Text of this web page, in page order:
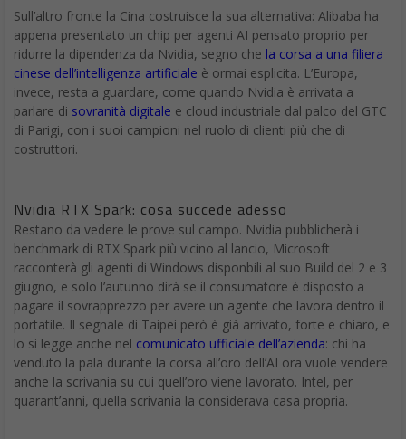
Sull’altro fronte la Cina costruisce la sua alternativa: Alibaba ha
appena presentato un chip per agenti AI pensato proprio per
ridurre la dipendenza da Nvidia, segno che la corsa a una filiera
cinese dell’intelligenza artificiale è ormai esplicita. L’Europa,
invece, resta a guardare, come quando Nvidia è arrivata a
parlare di sovranità digitale e cloud industriale dal palco del GTC
di Parigi, con i suoi campioni nel ruolo di clienti più che di
costruttori.
Nvidia RTX Spark: cosa succede adesso
Restano da vedere le prove sul campo. Nvidia pubblicherà i
benchmark di RTX Spark più vicino al lancio, Microsoft
racconterà gli agenti di Windows disponbili al suo Build del 2 e 3
giugno, e solo l’autunno dirà se il consumatore è disposto a
pagare il sovrapprezzo per avere un agente che lavora dentro il
portatile. Il segnale di Taipei però è già arrivato, forte e chiaro, e
lo si legge anche nel comunicato ufficiale dell’azienda: chi ha
venduto la pala durante la corsa all’oro dell’AI ora vuole vendere
anche la scrivania su cui quell’oro viene lavorato. Intel, per
quarant’anni, quella scrivania la considerava casa propria.